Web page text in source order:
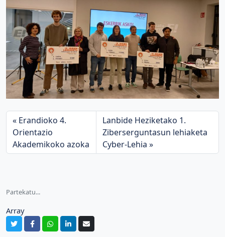
Erandioko 4.
Orientazio
Akademikoko azoka
Lanbide Heziketako 1.
Ziberserguntasun lehiaketa
Cyber-Lehia
Partekatu...
Array